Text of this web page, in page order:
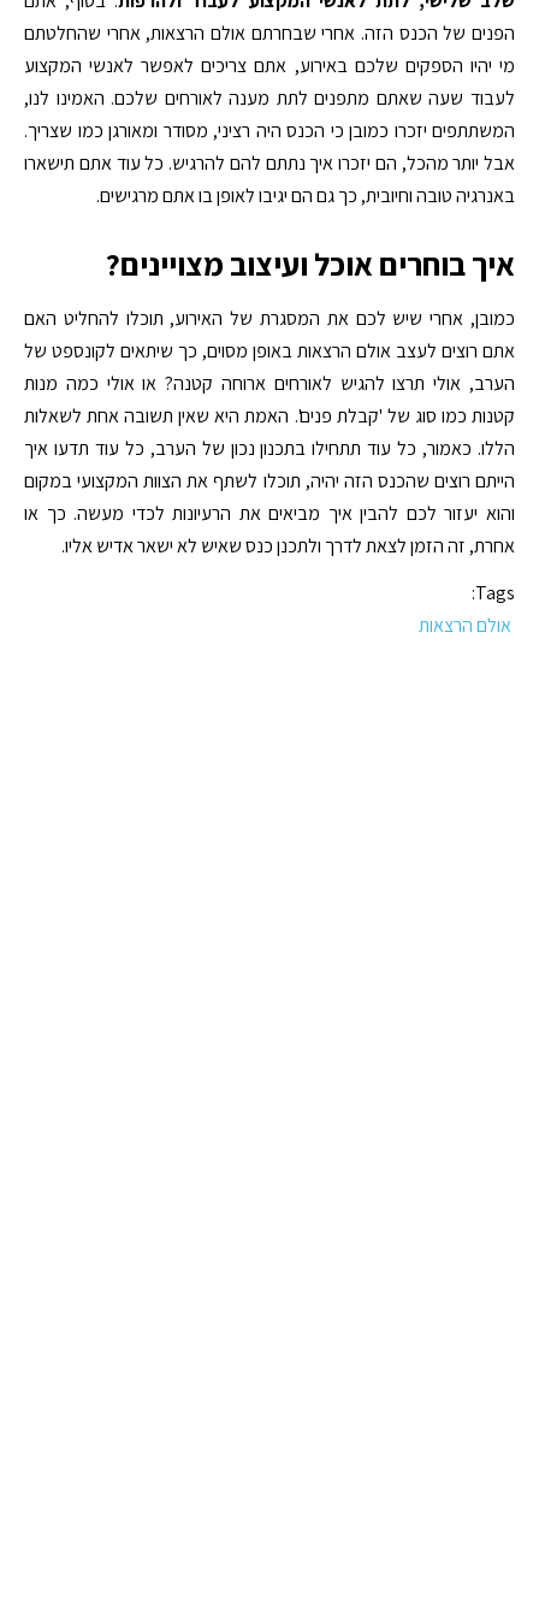
הפנים של הכנס הזה. אחרי שבחרתם אולם הרצאות, אחרי שהחלטתם
מי יהיו הספקים שלכם באירוע, אתם צריכים לאפשר לאנשי המקצוע
לעבוד שעה שאתם מתפנים לתת מענה לאורחים שלכם. האמינו לנו,
המשתתפים יזכרו כמובן כי הכנס היה רציני, מסודר ומאורגן כמו שצריך.
אבל יותר מהכל, הם יזכרו איך נתתם להם להרגיש. כל עוד אתם תישארו
באנרגיה טובה וחיובית, כך גם הם יגיבו לאופן בו אתם מרגישים.
איך בוחרים אוכל ועיצוב מצויינים?
כמובן, אחרי שיש לכם את המסגרת של האירוע, תוכלו להחליט האם
אתם רוצים לעצב אולם הרצאות באופן מסוים, כך שיתאים לקונספט של
הערב, אולי תרצו להגיש לאורחים ארוחה קטנה? או אולי כמה מנות
קטנות כמו סוג של 'קבלת פנים'. האמת היא שאין תשובה אחת לשאלות
הללו. כאמור, כל עוד תתחילו בתכנון נכון של הערב, כל עוד תדעו איך
הייתם רוצים שהכנס הזה יהיה, תוכלו לשתף את הצוות המקצועי במקום
והוא יעזור לכם להבין איך מביאים את הרעיונות לכדי מעשה. כך או
אחרת, זה הזמן לצאת לדרך ולתכנן כנס שאיש לא ישאר אדיש אליו.
Tags:
אולם הרצאות